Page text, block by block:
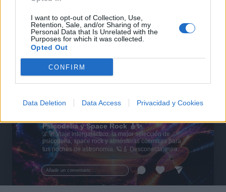
I want to opt-out of Collection, Use,
Retention, Sale, and/or Sharing of my
Personal Data that Is Unrelated with the
Purposes for which it was collected.
Opted Out
CONFIRM
Data Deletion Data Access Privacidad y Cookies
Añadir un comentario ...
Psicodelia y Space Rock 🎸✨
🌌🚀 Viaje intergaláctico: la mejor selección de
psicodelia, space rock y atmósferas cósmicas para
tus noches de astronomía. 🪐🎸 Desconecta, mira
al firmamento y siente la gravedad cero. 💾 ¡Guarda
esta colección para tu próxima noche estrellada!
✨⭐